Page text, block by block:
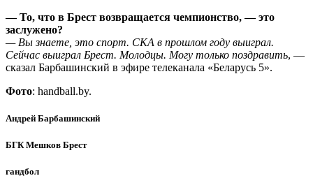
— То, что в Брест возвращается чемпионство, — это
заслужено?
— Вы знаете, это спорт. СКА в прошлом году выиграл.
Сейчас выиграл Брест. Молодцы. Могу только поздравить, —
сказал Барбашинский в эфире телеканала «Беларусь 5».
Фото: handball.by.
Андрей Барбашинский
БГК Мешков Брест
гандбол